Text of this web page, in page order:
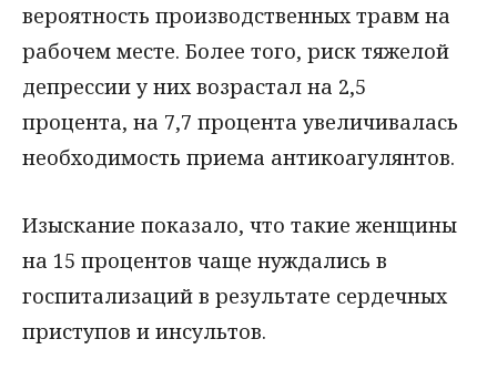
вероятность производственных травм на
рабочем месте. Более того, риск тяжелой
депрессии у них возрастал на 2,5
процента, на 7,7 процента увеличивалась
необходимость приема антикоагулянтов.
Изыскание показало, что такие женщины
на 15 процентов чаще нуждались в
госпитализаций в результате сердечных
приступов и инсультов.